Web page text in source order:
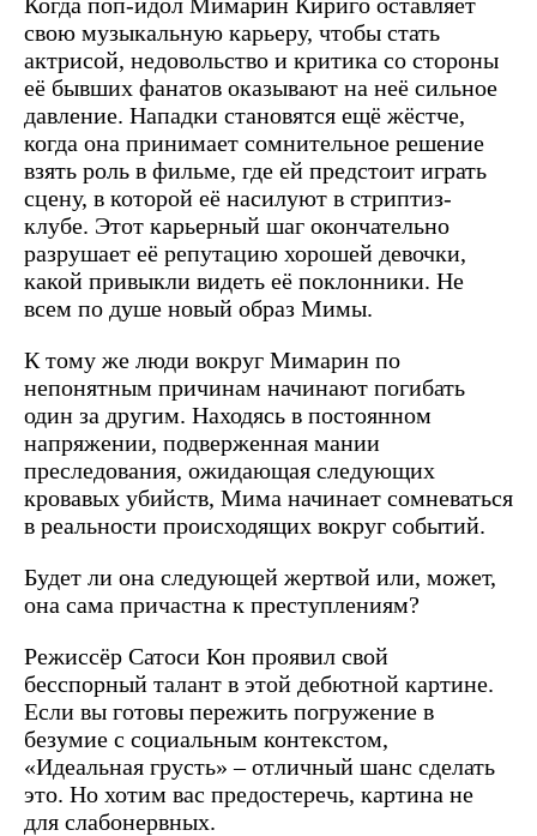
свою музыкальную карьеру, чтобы стать
актрисой, недовольство и критика со стороны
её бывших фанатов оказывают на неё сильное
давление. Нападки становятся ещё жёстче,
когда она принимает сомнительное решение
взять роль в фильме, где ей предстоит играть
сцену, в которой её насилуют в стриптиз-
клубе. Этот карьерный шаг окончательно
разрушает её репутацию хорошей девочки,
какой привыкли видеть её поклонники. Не
всем по душе новый образ Мимы.
К тому же люди вокруг Мимарин по
непонятным причинам начинают погибать
один за другим. Находясь в постоянном
напряжении, подверженная мании
преследования, ожидающая следующих
кровавых убийств, Мима начинает сомневаться
в реальности происходящих вокруг событий.
Будет ли она следующей жертвой или, может,
она сама причастна к преступлениям?
Режиссёр Сатоси Кон проявил свой
бесспорный талант в этой дебютной картине.
Если вы готовы пережить погружение в
безумие с социальным контекстом,
«Идеальная грусть» – отличный шанс сделать
это. Но хотим вас предостеречь, картина не
для слабонервных.